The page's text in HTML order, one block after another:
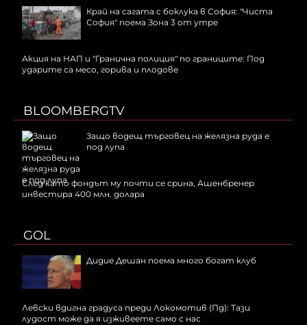
Край на сагата с боклука в София: "Чиста
София" поема Зона 3 от утре
Акция на НАП и "Гранична полиция" по границите: Под
ударите са месо, горива и плодове
BLOOMBERGTV
Защо водещ търговец на желязна руда е
под лупа
След като фондът му почти се срина, Ашенбренер
инвестира 400 млн. долара
GOL
Дидие Дешан поема много богат клуб
Левски вдигна градуса преди Локомотив (Пд): Тази
лудост може да я изживеете само с нас